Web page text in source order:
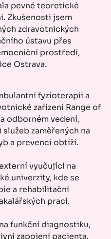
pevné teoretické
Zkušenosti jsem
zdravotnických
ústavu přes
prostředí,
Ostrava.
fyzioterapii a
zařízení Range of
odborném vedení,
zaměřených na
a prevenci obtíží.
vyučující na
univerzity, kde se
a rehabilitační
prací.
funkční diagnostiku,
zapojení pacienta.